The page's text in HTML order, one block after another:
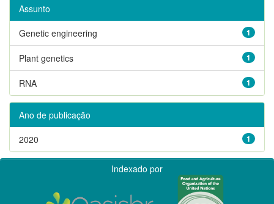
Assunto
1
Genetic engineering
1
Plant genetics
1
RNA
Ano de publicação
1
2020
Indexado por